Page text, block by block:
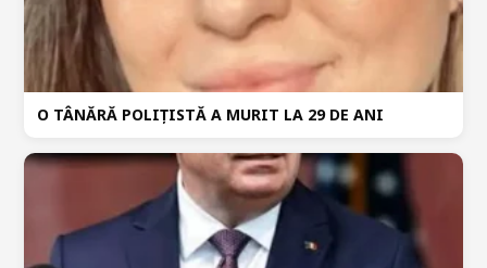
O TÂNĂRĂ POLIȚISTĂ A MURIT LA 29 DE ANI